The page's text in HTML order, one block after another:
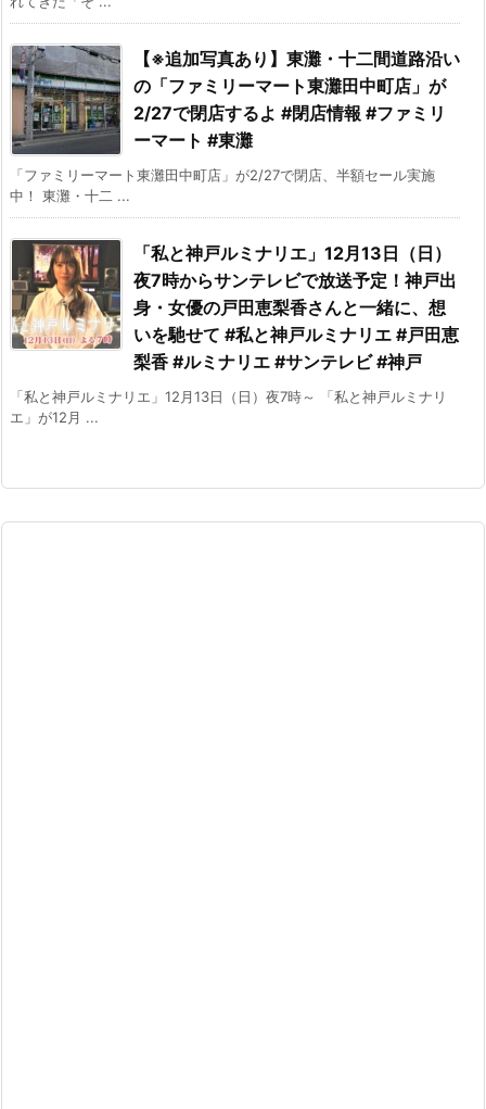
【※追加写真あり】東灘・十二間道路沿い
の「ファミリーマート東灘田中町店」が
2/27で閉店するよ #閉店情報 #ファミリ
ーマート #東灘
「ファミリーマート東灘田中町店」が2/27で閉店、半額セール実施
中！ 東灘・十二 ...
「私と神戸ルミナリエ」12月13日（日）
夜7時からサンテレビで放送予定！神戸出
身・女優の戸田恵梨香さんと一緒に、想
いを馳せて #私と神戸ルミナリエ #戸田恵
梨香 #ルミナリエ #サンテレビ #神戸
「私と神戸ルミナリエ」12月13日（日）夜7時～ 「私と神戸ルミナリ
エ」が12月 ...